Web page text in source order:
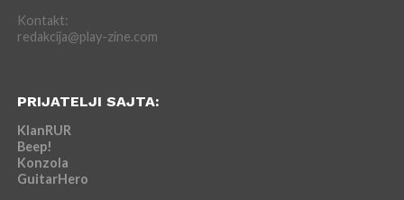
Kontakt:
redakcija@play-zine.com
PRIJATELJI SAJTA:
KlanRUR
Beep!
Konzola
GuitarHero